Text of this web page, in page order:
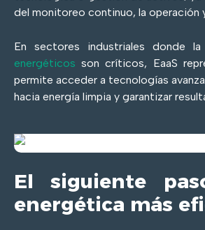
del monitoreo continuo, la operación
En sectores industriales donde
energéticos son críticos, EaaS
permite acceder a tecnologías
hacia energía limpia y garantizar
El siguiente
energética más